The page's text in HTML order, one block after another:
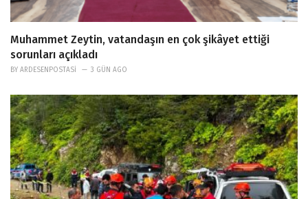
Muhammet Zeytin, vatandaşın en çok şikâyet ettiği
sorunları açıkladı
BY ARDESENPOSTASI 3 GÜN AGO